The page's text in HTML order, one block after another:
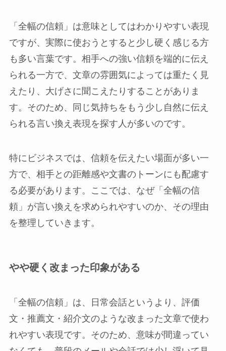
「全幅の信頼」は意味としてはわかりやすい表現
ですが、実際に使おうとすると少し硬く感じる方
も多い言葉です。相手への強い信頼を端的に伝え
られる一方で、文章の雰囲気によっては重たく見
えたり、大げさに聞こえたりすることがありま
す。そのため、同じ気持ちをもう少し自然に伝え
られる言い換え表現を探す人が多いのです。
特にビジネスでは、信頼を伝えたい場面が多い一
方で、相手との距離感や文書のトーンにも配慮す
る必要があります。ここでは、なぜ「全幅の信
頼」が言い換えを求められやすいのか、その理由
を整理していきます。
やや硬く改まった印象がある
「全幅の信頼」は、日常会話というより、評価
文・推薦文・紹介文のような改まった文章で使わ
れやすい表現です。そのため、意味が間違ってい